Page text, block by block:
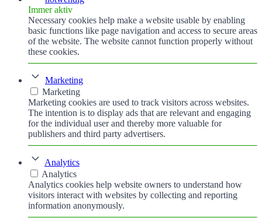
Immer aktiv
Necessary cookies help make a website usable by enabling
basic functions like page navigation and access to secure areas
of the website. The website cannot function properly without
these cookies.
Marketing
Marketing
Marketing cookies are used to track visitors across websites.
The intention is to display ads that are relevant and engaging
for the individual user and thereby more valuable for
publishers and third party advertisers.
Analytics
Analytics
Analytics cookies help website owners to understand how
visitors interact with websites by collecting and reporting
information anonymously.